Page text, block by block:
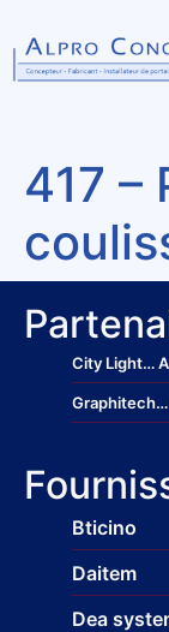
417 –
City Light…
Graphitech
Bticino
Daitem
Dea